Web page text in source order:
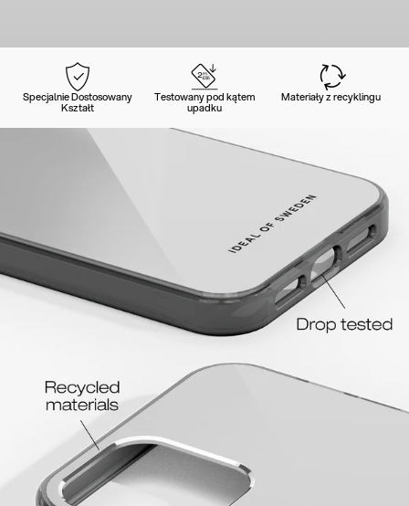
Specjalnie Dostosowany
Kształt
Testowany pod kątem
upadku
Materiały z recyklingu